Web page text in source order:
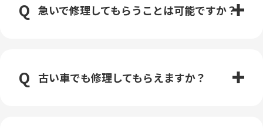
急いで修理してもらうことは可能ですか？
古い車でも修理してもらえますか？